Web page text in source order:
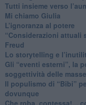
​Tutti insieme verso
Mi chiamo Giulia
L’ignoranza al potere
​“Considerazioni attuali
Freud
​Lo storytelling e
​Gli “eventi esterni”, la
soggettività delle masse
​Il populismo di “Bibi”
dovunque
​Che roba, contessa!...